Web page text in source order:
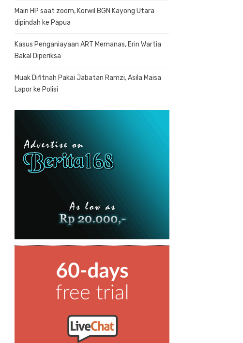
Main HP saat zoom, Korwil BGN Kayong Utara
dipindah ke Papua
Kasus Penganiayaan ART Memanas, Erin Wartia
Bakal Diperiksa
Muak Difitnah Pakai Jabatan Ramzi, Asila Maisa
Lapor ke Polisi